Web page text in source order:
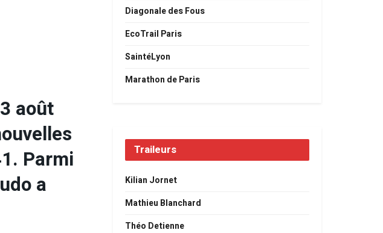
août
Parmi
a
Diagonale des Fous
EcoTrail Paris
SaintéLyon
Marathon de Paris
Traileurs
Kilian Jornet
Mathieu Blanchard
Théo Detienne